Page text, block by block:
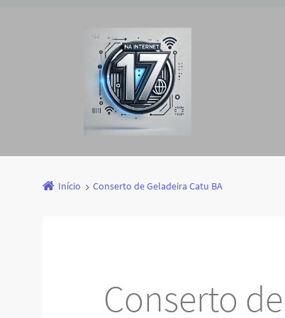
Início Conserto de Geladeira Catu BA
Conserto